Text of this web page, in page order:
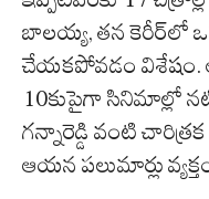
బాలయ్య, తన కెరీర్‌లో
చేయకపోవడం విశేషం.
10కుపైగా సినిమాల్లో
గన్నారెడ్డి వంటి
ఆయన పలుమార్లు